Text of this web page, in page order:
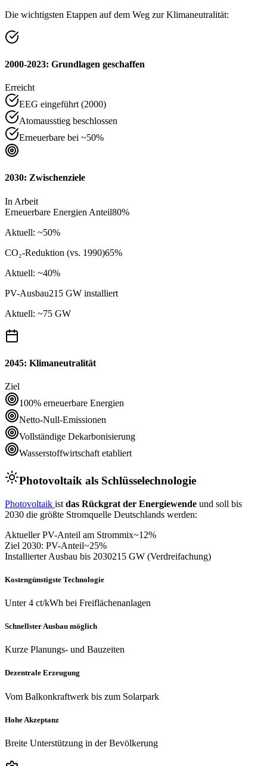
Die wichtigsten Etappen auf dem Weg zur Klimaneutralität:
2000-2023: Grundlagen geschaffen
Erreicht
EEG eingeführt (2000)
Atomausstieg beschlossen
Erneuerbare bei ~50%
2030: Zwischenziele
In Arbeit
Erneuerbare Energien Anteil80%
Aktuell: ~50%
CO₂-Reduktion (vs. 1990)65%
Aktuell: ~40%
PV-Ausbau215 GW installiert
Aktuell: ~75 GW
2045: Klimaneutralität
Ziel
100% erneuerbare Energien
Netto-Null-Emissionen
Vollständige Dekarbonisierung
Wasserstoffwirtschaft etabliert
Photovoltaik als Schlüsselechnologie
Photovoltaik ist das Rückgrat der Energiewende und soll bis
2030 die größte Stromquelle Deutschlands werden:
Aktueller PV-Anteil am Strommix~12%
Ziel 2030: PV-Anteil~25%
Installierter Ausbau bis 2030215 GW (Verdreifachung)
Kostengünstigste Technologie
Unter 4 ct/kWh bei Freiflächenanlagen
Schnellster Ausbau möglich
Kurze Planungs- und Bauzeiten
Dezentrale Erzeugung
Vom Balkonkraftwerk bis zum Solarpark
Hohe Akzeptanz
Breite Unterstützung in der Bevölkerung